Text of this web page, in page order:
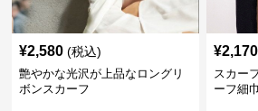
¥2,580 (税込)
艶やかな光沢が上品なロングリ
ボンスカーフ
¥2,170
スカー
ーフ細